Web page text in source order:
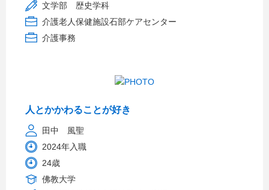
文学部 歴史学科
介護老人保健施設石部ケアセンター
介護事務
人とかかわることが好き
田中 風聖
2024年入職
24歳
佛教大学